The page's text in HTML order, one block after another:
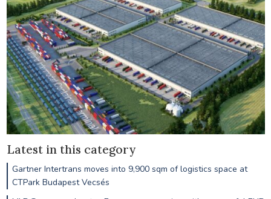
Latest in this category
Gartner Intertrans moves into 9,900 sqm of logistics space at
CTPark Budapest Vecsés